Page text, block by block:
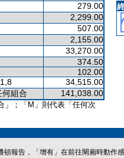
279.00
2,299.00
507.00
2,155.00
33,270.00
374.50
102.00
34,515.00
組合 141,038.00
」；「M」則代表「任何次
頓報告，「增有」在前往閘廂時動作